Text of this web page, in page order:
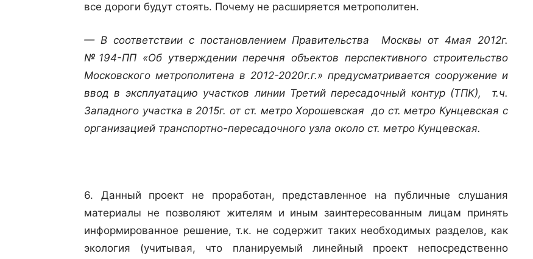
все дороги будут стоять. Почему не расширяется метрополитен.
— В соответствии с постановлением Правительства Москвы от 4мая 2012г.
№194-ПП «Об утверждении перечня объектов перспективного строительство
Московского метрополитена в 2012-2020г.г.» предусматривается сооружение и
ввод в эксплуатацию участков линии Третий пересадочный контур (ТПК), т.ч.
Западного участка в 2015г. от ст. метро Хорошевская до ст. метро Кунцевская с
организацией транспортно-пересадочного узла около ст. метро Кунцевская.
6. Данный проект не проработан, представленное на публичные слушания
материалы не позволяют жителям и иным заинтересованным лицам принять
информированное решение, т.к. не содержит таких необходимых разделов, как
экология (учитывая, что планируемый линейный проект непосредственно